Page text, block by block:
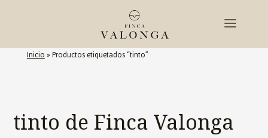
Inicio»Productos etiquetados “tinto”
tinto de Finca Valonga